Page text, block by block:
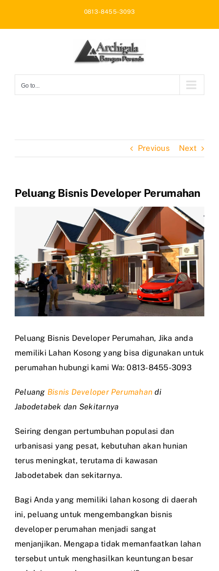
0813-8455-3093
Go to...
Previous Next
Peluang Bisnis Developer Perumahan
Peluang Bisnis Developer Perumahan, Jika anda
memiliki Lahan Kosong yang bisa digunakan untuk
perumahan hubungi kami Wa: 0813-8455-3093
Peluang Bisnis Developer Perumahan di
Jabodetabek dan Sekitarnya
Seiring dengan pertumbuhan populasi dan
urbanisasi yang pesat, kebutuhan akan hunian
terus meningkat, terutama di kawasan
Jabodetabek dan sekitarnya.
Bagi Anda yang memiliki lahan kosong di daerah
ini, peluang untuk mengembangkan bisnis
developer perumahan menjadi sangat
menjanjikan. Mengapa tidak memanfaatkan lahan
tersebut untuk menghasilkan keuntungan besar